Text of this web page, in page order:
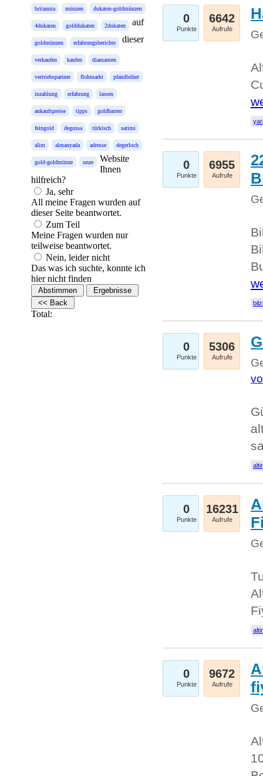
britannia münzen dukaten-goldmünzen
4dukaten golddukaten 2dukaten
goldmünzen erfahrungsberichte
verkaufen kaufen diamanten
vertriebspartner flohmarkt pfandleiher
inzahlung erfahrung lassen
ankaufspreise tipps goldbarren
feingold degussa türkisch satimi
alim almanyada adresse degerloch
gold-goldmünze unze
auf
dieser
Website
Ihnen
hilfreich?
Ja, sehr
All meine Fragen wurden auf
dieser Seite beantwortet.
Zum Teil
Meine Fragen wurden nur
teilweise beantwortet.
Nein, leider nicht
Das was ich suchte, konnte ich
hier nicht finden
Total:
0
Punkte
6642
Aufrufe
0
Punkte
6955
Aufrufe
0
Punkte
5306
Aufrufe
0
Punkte
16231
Aufrufe
0
Punkte
9672
Aufrufe